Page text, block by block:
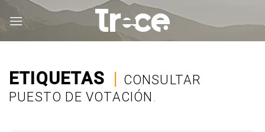
ETIQUETAS | CONSULTAR
PUESTO DE VOTACIÓN .